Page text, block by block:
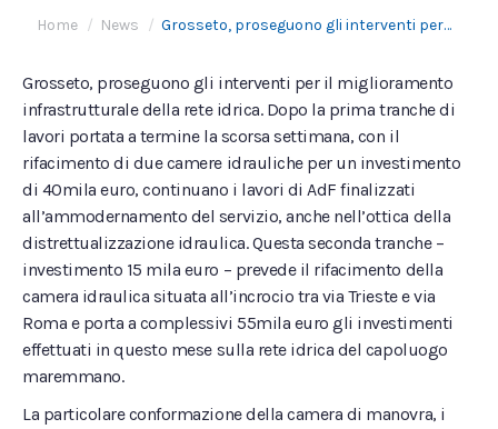
Tu sei qui:
Home News Grosseto, proseguono gli interventi per…
Grosseto, proseguono gli interventi per il miglioramento
infrastrutturale della rete idrica. Dopo la prima tranche di
lavori portata a termine la scorsa settimana, con il
rifacimento di due camere idrauliche per un investimento
di 40mila euro, continuano i lavori di AdF finalizzati
all’ammodernamento del servizio, anche nell’ottica della
distrettualizzazione idraulica. Questa seconda tranche –
investimento 15 mila euro – prevede il rifacimento della
camera idraulica situata all’incrocio tra via Trieste e via
Roma e porta a complessivi 55mila euro gli investimenti
effettuati in questo mese sulla rete idrica del capoluogo
maremmano.
La particolare conformazione della camera di manovra, i